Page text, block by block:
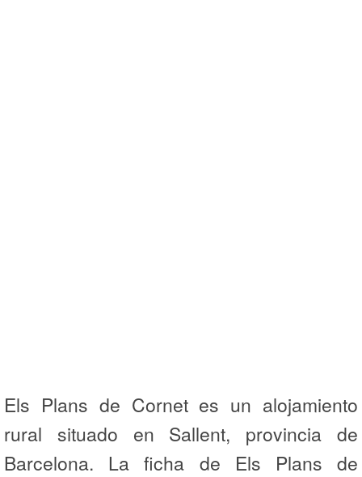
Els Plans de Cornet es un alojamiento
rural situado en Sallent, provincia de
Barcelona. La ficha de Els Plans de